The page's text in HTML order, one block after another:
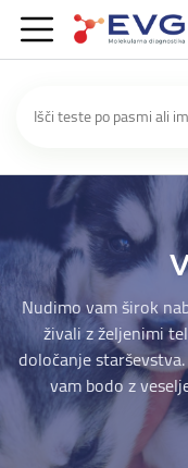
Nudimo vam širok
živali z željenimi
določanje
vam bodo z